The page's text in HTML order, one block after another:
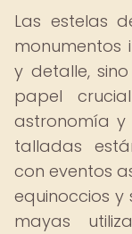
Las estelas
monumentos
y detalle,
papel
astronomía y
talladas
con eventos
equinoccios y
mayas